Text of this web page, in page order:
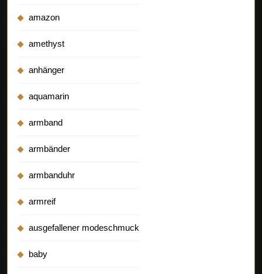
amazon
amethyst
anhänger
aquamarin
armband
armbänder
armbanduhr
armreif
ausgefallener modeschmuck
baby